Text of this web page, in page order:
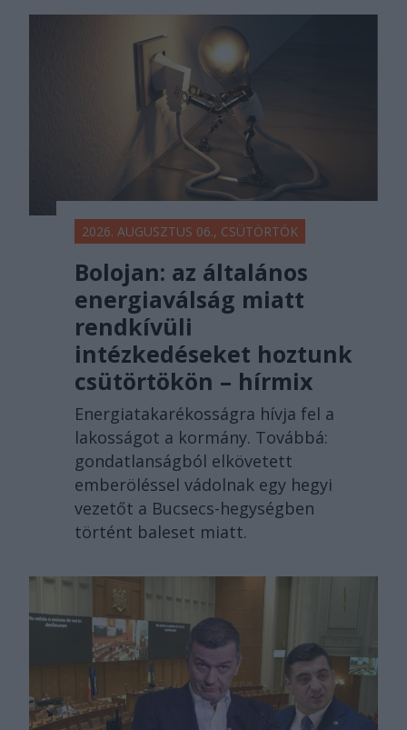
2026. AUGUSZTUS 06., CSÜTÖRTÖK
Bolojan: az általános
energiaválság miatt
rendkívüli
intézkedéseket hoztunk
csütörtökön – hírmix
Energiatakarékosságra hívja fel a
lakosságot a kormány. Továbbá:
gondatlanságból elkövetett
emberöléssel vádolnak egy hegyi
vezetőt a Bucsecs-hegységben
történt baleset miatt.